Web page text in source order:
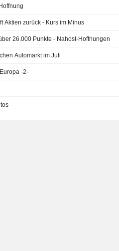
Aktien zurück - Kurs im Minus
26.000 Punkte - Nahost-Hoffnungen
Automarkt im Juli
-2-